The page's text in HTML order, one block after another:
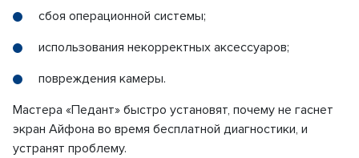
сбоя операционной системы;
использования некорректных аксессуаров;
повреждения камеры.
Мастера «Педант» быстро установят, почему не гаснет
экран Айфона во время бесплатной диагностики, и
устранят проблему.